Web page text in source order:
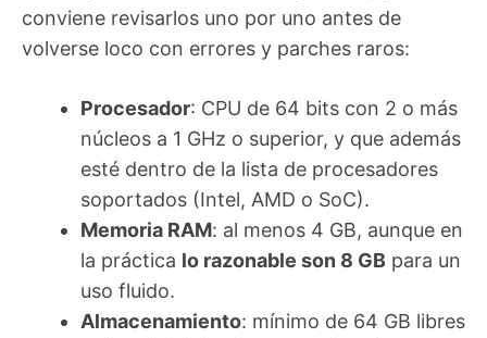
conviene revisarlos uno por uno antes de
volverse loco con errores y parches raros:
Procesador: CPU de 64 bits con 2 o más
núcleos a 1 GHz o superior, y que además
esté dentro de la lista de procesadores
soportados (Intel, AMD o SoC).
Memoria RAM: al menos 4 GB, aunque en
la práctica lo razonable son 8 GB para un
uso fluido.
Almacenamiento: mínimo de 64 GB libres